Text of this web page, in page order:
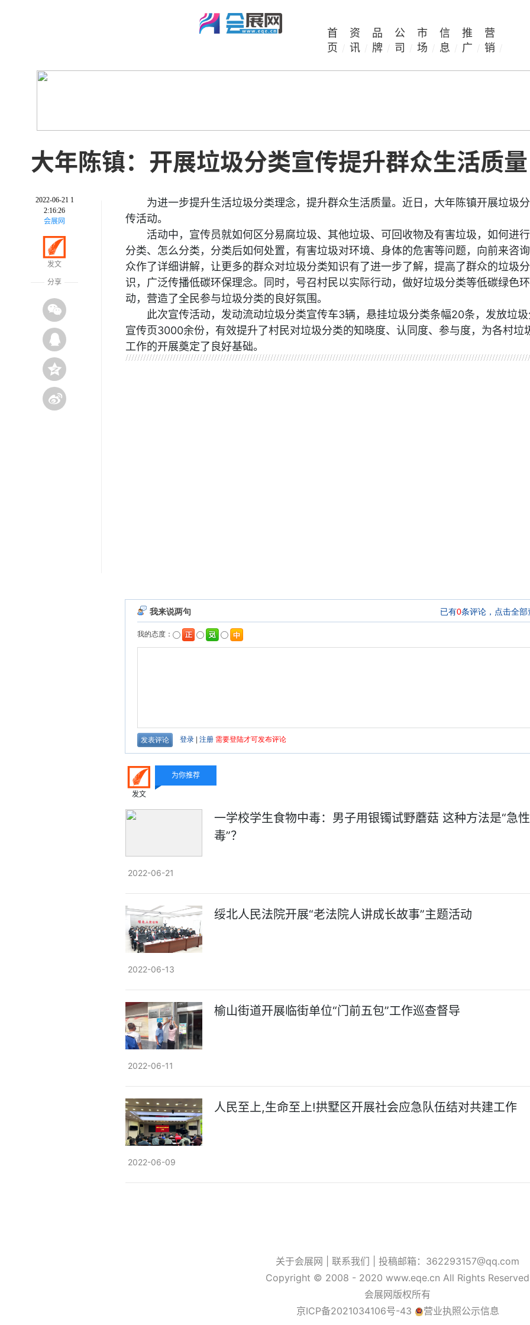
首
页
资
讯
品
牌
公
司
市
场
信
息
推
广
营
销
大年陈镇：开展垃圾分类宣传提升群众生活质量
2022-06-21 1
2:16:26
会展网
发文
分享
为进一步提升生活垃圾分类理念，提升群众生活质量。 近日，大年陈镇开展垃圾
传活动。
活动中，宣传员就如何区分易腐垃圾、其他垃圾、可回收物及有害垃圾，如何进
分类、怎么分类，分类后如何处置， 有害垃圾对环境、身体的危害等问题，向前来咨
众作了详细讲解，让更多的群众对垃圾分类知识有了进一步了解，提高了群众的垃圾
识，广泛传播低碳环保理念。同时，号召村民以实际行动，做好垃圾分类等低碳绿色
动，营造了全民参与垃圾分类的良好氛围。
此次宣传活动，发动流动垃圾分类宣传车3辆，悬挂垃圾分类条幅20条，发放垃
宣传页3000余份，有效提升了村民对垃圾分类的知晓度、认同度、参与度，为各村垃
工作的开展奠定了良好基础。
发文
为你推荐
一学校学生食物中毒：男子用银镯试野蘑菇 这种方法是“急
毒”？
2022-06-21
绥北人民法院开展“老法院人讲成长故事”主题活动
2022-06-13
榆山街道开展临街单位“门前五包”工作巡查督导
2022-06-11
人民至上,生命至上!拱墅区开展社会应急队伍结对共建工作
2022-06-09
关于会展网 | 联系我们 | 投稿邮箱：362293157@qq.com
Copyright © 2008 - 2020 www.eqe.cn All Rights Reserved
会展网版权所有
京ICP备2021034106号-43
营业执照公示信息